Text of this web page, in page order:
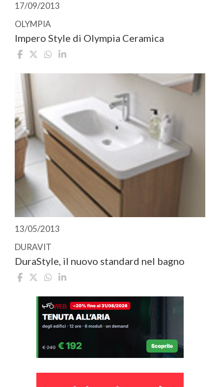
17/09/2013
OLYMPIA
Impero Style di Olympia Ceramica
13/05/2013
DURAVIT
DuraStyle, il nuovo standard nel bagno